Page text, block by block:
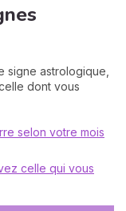
signe astrologique,
dont vous
selon votre mois
celle qui vous